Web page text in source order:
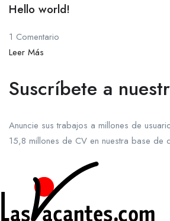
Hello world!
1 Comentario
Leer Más
Suscríbete a
Anuncie sus trabajos a millones de
15,8 millones de CV en nuestra base de